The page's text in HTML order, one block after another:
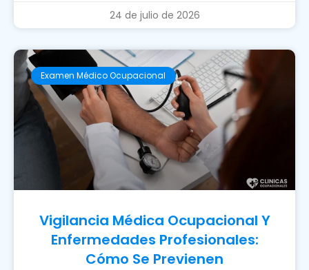
24 de julio de 2026
Examen Médico Ocupacional
Vigilancia Médica Ocupacional Y
Enfermedades Profesionales:
Cómo Se Previenen